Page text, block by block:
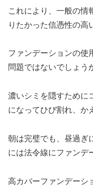
これにより、一般の情
りたかった信憑性の高
ファンデーションの使
問題ではないでしょう
濃いシミを隠すために
になってひび割れ、か
朝は完璧でも、昼過ぎ
には法令線にファンデ
高カバーファンデーシ